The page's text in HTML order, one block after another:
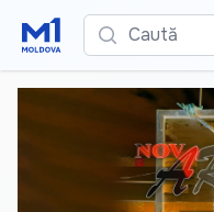
Caută